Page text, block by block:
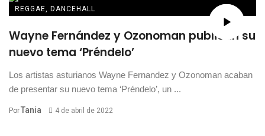
REGGAE, DANCEHALL
Wayne Fernández y Ozonoman publican su
nuevo tema ‘Préndelo’
Los artistas asturianos Wayne Fernandez y Ozonoman acaban
de presentar su nuevo tema ‘Préndelo’, un ...
PorTania 4 de abril de 2022